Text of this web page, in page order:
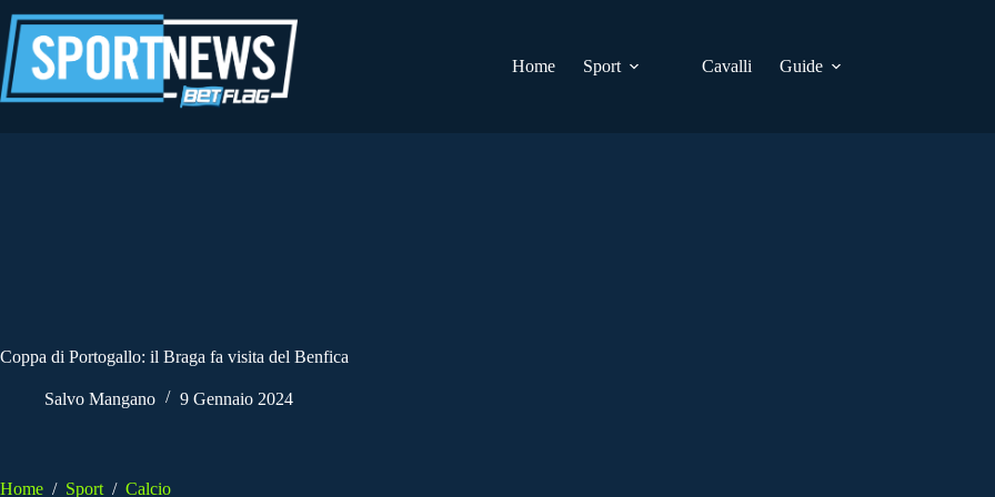
al
contenuto
Home
Sport Cavalli Guide
Coppa di Portogallo: il Braga fa visita del Benfica
Salvo Mangano 9 Gennaio 2024
Home / Sport / Calcio